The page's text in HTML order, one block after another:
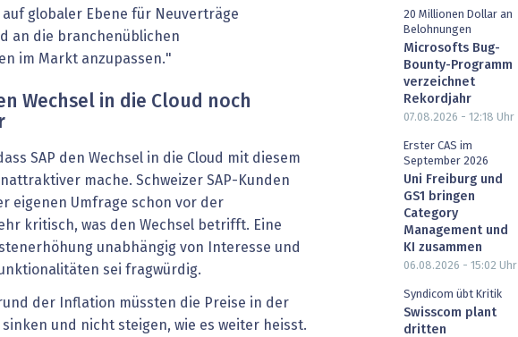
globaler Ebene für Neuverträge
an die branchenüblichen
im Markt anzupassen."
Wechsel in die Cloud noch
SAP den Wechsel in die Cloud mit diesem
mache. Schweizer SAP-Kunden
eigenen Umfrage schon vor der
kritisch, was den Wechsel betrifft. Eine
unabhängig von Interesse und
sei fragwürdig.
der Inflation müssten die Preise in der
und nicht steigen, wie es weiter heisst.
20 Millionen Dollar an
Belohnungen
Microsofts Bug-
Bounty-Programm
verzeichnet
Rekordjahr
07.08.2026 - 12:18 Uhr
Erster CAS im
September 2026
Uni Freiburg und
GS1 bringen
Category
Management und
KI zusammen
06.08.2026 - 15:02 Uhr
Syndicom übt Kritik
Swisscom plant
dritten